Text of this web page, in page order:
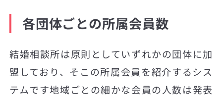
各団体ごとの所属会員数
結婚相談所は原則としていずれかの団体に加
盟しており、そこの所属会員を紹介するシス
テムです地域ごとの細かな会員の人数は発表